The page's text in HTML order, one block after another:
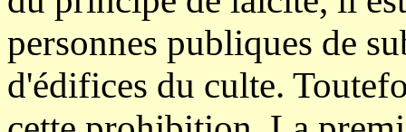
personnes publiques de
d'édifices du culte.